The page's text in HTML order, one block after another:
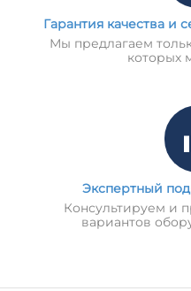
Гарантия качества и
Мы предлагаем
которых
Экспертный
Консультируем и
вариантов